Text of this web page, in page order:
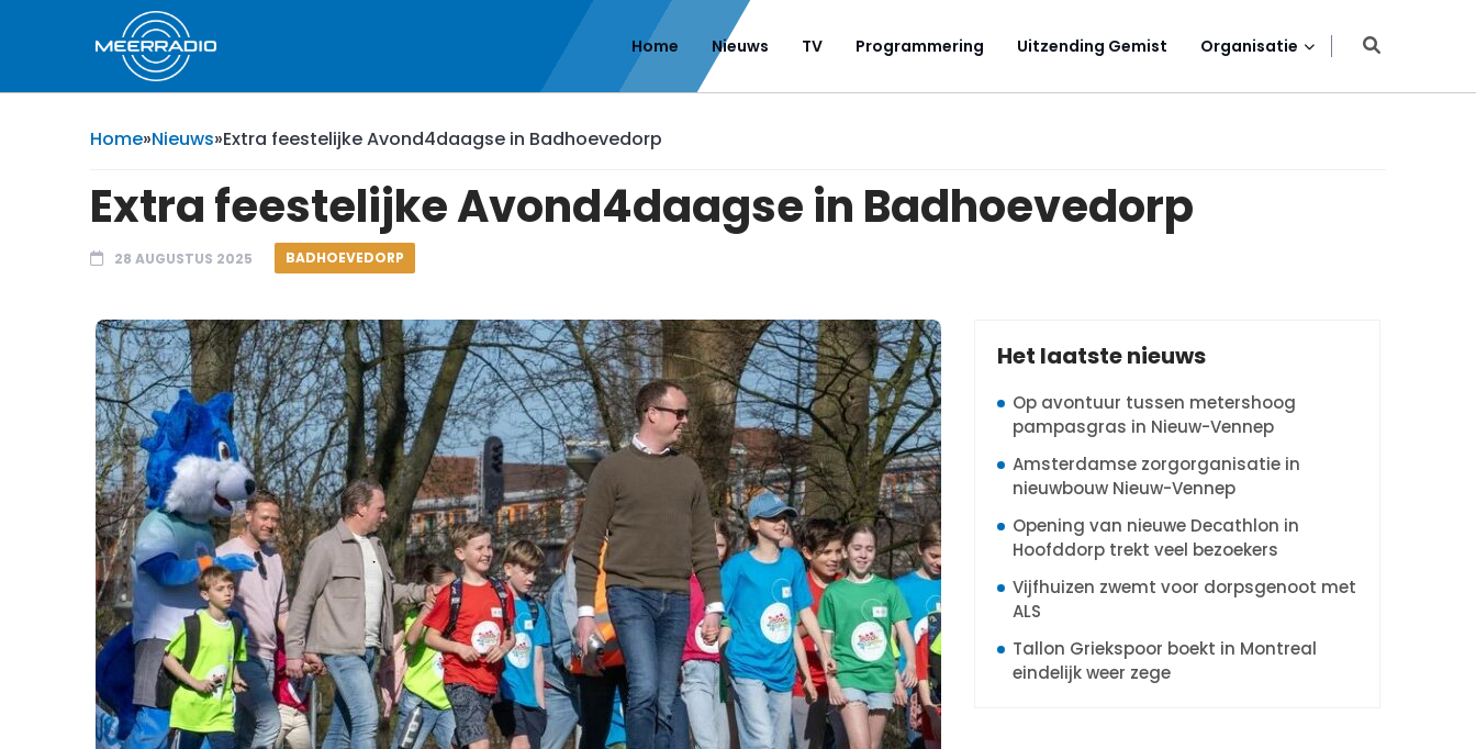
Home Nieuws TV Programmering Uitzending Gemist Organisatie
Home»Nieuws»Extra feestelijke Avond4daagse in Badhoevedorp
Extra feestelijke Avond4daagse in Badhoevedorp
28 AUGUSTUS 2025 BADHOEVEDORP
Het laatste nieuws
Op avontuur tussen metershoog
pampasgras in Nieuw-Vennep
Amsterdamse zorgorganisatie in
nieuwbouw Nieuw-Vennep
Opening van nieuwe Decathlon in
Hoofddorp trekt veel bezoekers
Vijfhuizen zwemt voor dorpsgenoot met
ALS
Tallon Griekspoor boekt in Montreal
eindelijk weer zege